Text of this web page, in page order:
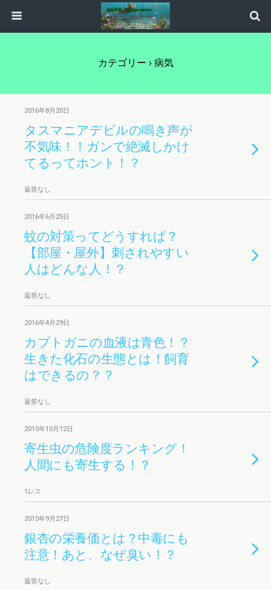
カテゴリー › 病気
2016年8月20日
タスマニアデビルの鳴き声が
不気味！！ガンで絶滅しかけ
てるってホント！？
返答なし
2016年6月25日
蚊の対策ってどうすれば？
【部屋・屋外】刺されやすい
人はどんな人！？
返答なし
2016年4月29日
カブトガニの血液は青色！？
生きた化石の生態とは！飼育
はできるの？？
返答なし
2015年10月12日
寄生虫の危険度ランキング！
人間にも寄生する！？
1レス
2015年9月27日
銀杏の栄養価とは？中毒にも
注意！あと、なぜ臭い！？
返答なし